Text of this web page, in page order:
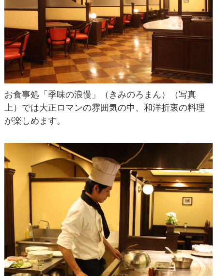
お食事処「季味の浪慢」（きみのろまん）（写真
上）では大正ロマンの雰囲気の中、和洋折衷の料理
が楽しめます。